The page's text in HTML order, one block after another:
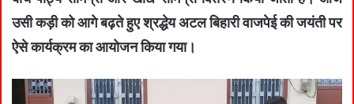
उसी कड़ी को आगे बढ़ते हुए श्रद्धेय अटल बिहारी वाजपेई की जयंती पर
ऐसे कार्यक्रम का आयोजन किया गया।